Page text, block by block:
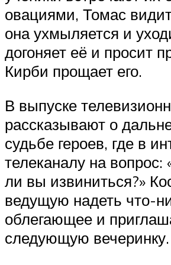
овациями, Томас
она ухмыляется и
догоняет её и просит
Кирби прощает его.
В выпуске
рассказывают о
судьбе героев, где в
телеканалу на вопрос:
ли вы извиниться?»
ведущую надеть что-
облегающее и
следующую вечеринку.